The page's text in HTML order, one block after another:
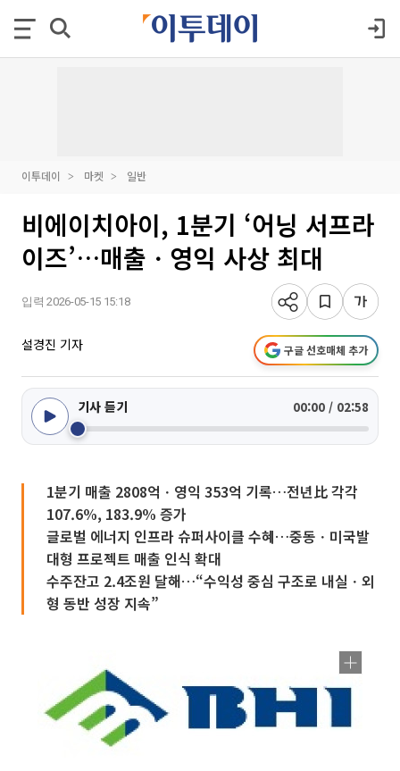
이투데이 마켓 일반
비에이치아이, 1분기 ‘어닝 서프라
이즈’…매출ㆍ영익 사상 최대
입력 2026-05-15 15:18
설경진 기자 구글 선호매체 추가
기사 듣기 00:00 / 02:58
1분기 매출 2808억ㆍ영익 353억 기록…전년比 각각
107.6%, 183.9% 증가
글로벌 에너지 인프라 슈퍼사이클 수혜…중동ㆍ미국발
대형 프로젝트 매출 인식 확대
수주잔고 2.4조원 달해…“수익성 중심 구조로 내실ㆍ외
형 동반 성장 지속”